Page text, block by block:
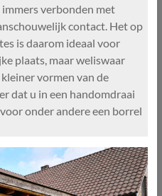
verbonden met
contact. Het op
is daarom ideaal voor
plaats, maar weliswaar
vormen van de
dat u in een handomdraai
onder andere een borrel